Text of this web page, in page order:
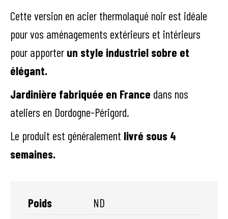
Cette version en acier thermolaqué noir est idéale
pour vos aménagements extérieurs et intérieurs
pour apporter un style industriel sobre et
élégant.
Jardinière fabriquée en France dans nos
ateliers en Dordogne-Périgord.
Le produit est généralement livré sous 4
semaines.
Poids
ND